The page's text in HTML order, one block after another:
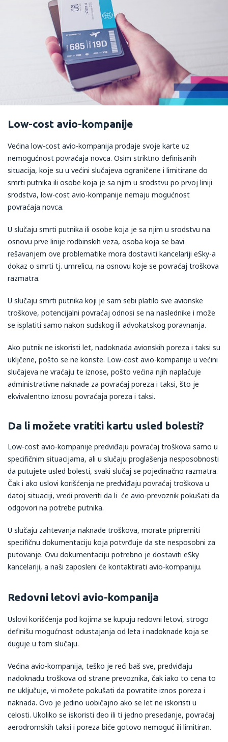
Low-cost avio-kompanije
Većina low-cost avio-kompanija prodaje svoje karte uz
nemogućnost povraćaja novca. Osim striktno definisanih
situacija, koje su u većini slučajeva ograničene i limitirane do
smrti putnika ili osobe koja je sa njim u srodstvu po prvoj liniji
srodstva, low-cost avio-kompanije nemaju mogućnost
povraćaja novca.
U slučaju smrti putnika ili osobe koja je sa njim u srodstvu na
osnovu prve linije rodbinskih veza, osoba koja se bavi
rešavanjem ove problematike mora dostaviti kancelariji eSky-a
dokaz o smrti tj. umrelicu, na osnovu koje se povraćaj troškova
razmatra.
U slučaju smrti putnika koji je sam sebi platilo sve avionske
troškove, potencijalni povraćaj odnosi se na naslednike i može
se isplatiti samo nakon sudskog ili advokatskog poravnanja.
Ako putnik ne iskoristi let, nadoknada avionskih poreza i taksi su
ukljčene, pošto se ne koriste. Low-cost avio-kompanije u većini
slučajeva ne vraćaju te iznose, pošto većina njih naplaćuje
administrativne naknade za povraćaj poreza i taksi, što je
ekvivalentno iznosu povraćaja poreza i taksi.
Da li možete vratiti kartu usled bolesti?
Low-cost avio-kompanije predviđaju povraćaj troškova samo u
specifičnim situacijama, ali u slučaju proglašenja nesposobnosti
da putujete usled bolesti, svaki slučaj se pojedinačno razmatra.
Čak i ako uslovi korišćenja ne predviđaju povraćaj troškova u
datoj situaciji, vredi proveriti da li će avio-prevoznik pokušati da
odgovori na potrebe putnika.
U slučaju zahtevanja naknade troškova, morate pripremiti
specifičnu dokumentaciju koja potvrđuje da ste nesposobni za
putovanje. Ovu dokumentaciju potrebno je dostaviti eSky
kancelariji, a naši zaposleni će kontaktirati avio-kompaniju.
Redovni letovi avio-kompanija
Uslovi korišćenja pod kojima se kupuju redovni letovi, strogo
definišu mogućnost odustajanja od leta i nadoknade koja se
duguje u tom slučaju.
Većina avio-kompanija, teško je reći baš sve, predviđaju
nadoknadu troškova od strane prevoznika, čak iako to cena to
ne uključuje, vi možete pokušati da povratite iznos poreza i
naknada. Ovo je jedino uobičajno ako se let ne iskoristi u
celosti. Ukoliko se iskoristi deo ili ti jedno presedanje, povraćaj
aerodromskih taksi i poreza biće gotovo nemoguć ili limitiran.